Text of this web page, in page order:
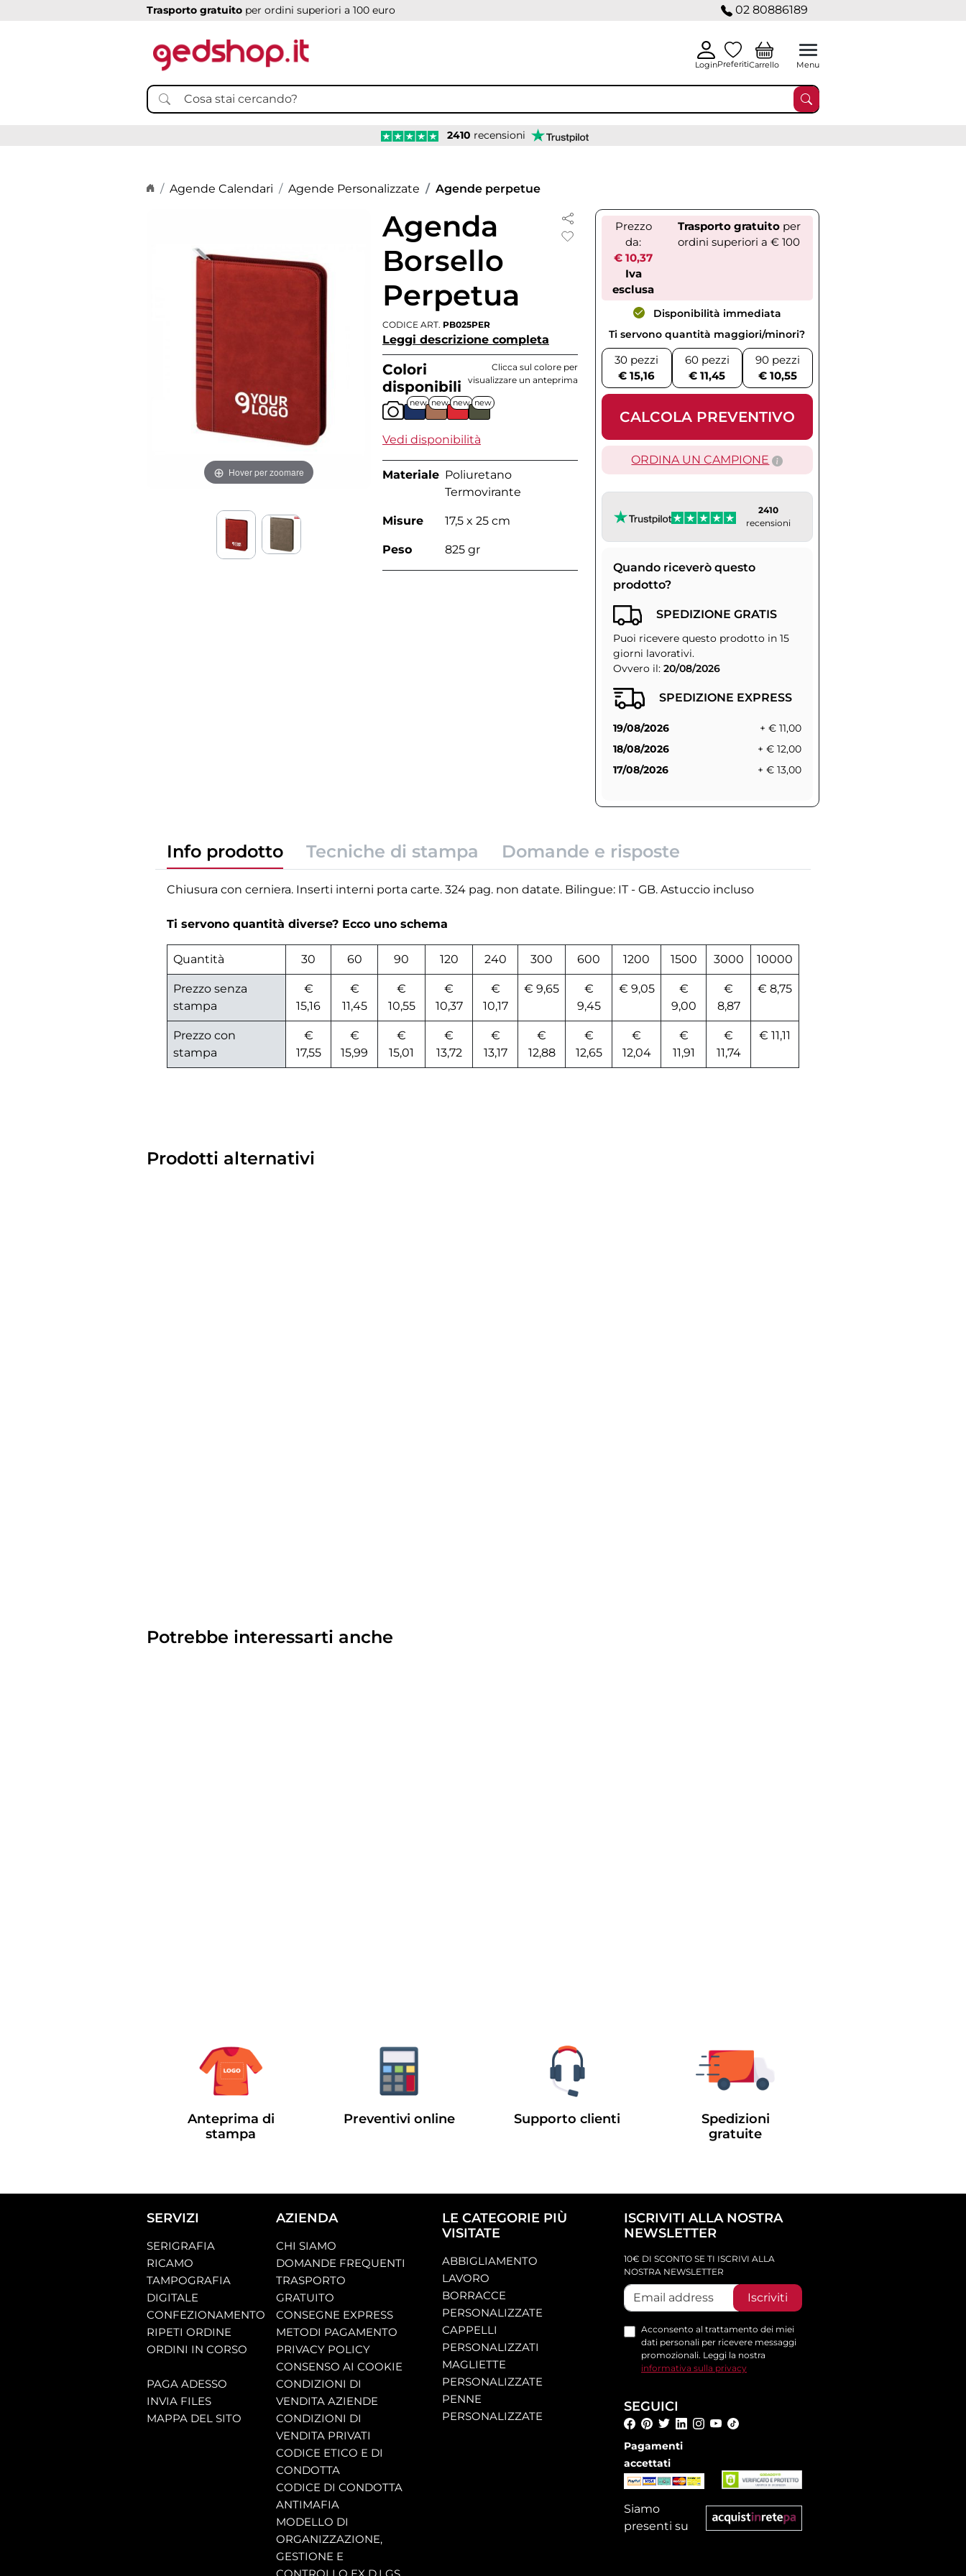
Trasporto gratuito per ordini superiori a 100 euro 02 80886189
LoginPreferitiCarrello Menu
2410 recensioni
Home page
Agende Calendari Agende Personalizzate Agende perpetue
Hover per zoomare
Agenda
Borsello
Perpetua
CODICE ART. PB025PER
Leggi descrizione completa
Colori
disponibili
Clicca sul colore per
visualizzare un anteprima
new new new new
Vedi disponibilità
Materiale Poliuretano
Termovirante
Misure 17,5 x 25 cm
Peso 825 gr
Prezzo
da:
€ 10,37
Iva
esclusa
Trasporto gratuitoper
ordini superiori a € 100
Disponibilità immediata
Ti servono quantità maggiori/minori?
30 pezzi
€ 15,16
60 pezzi
€ 11,45
90 pezzi
€ 10,55
CALCOLA PREVENTIVO
ORDINA UN CAMPIONE
2410
recensioni
Quando riceverò questo
prodotto?
SPEDIZIONE GRATIS
Puoi ricevere questo prodotto in 15
giorni lavorativi.
Ovvero il: 20/08/2026
SPEDIZIONE EXPRESS
19/08/2026
+ € 11,00
18/08/2026
+ € 12,00
17/08/2026
+ € 13,00
Info prodotto Tecniche di stampa Domande e risposte
Chiusura con cerniera. Inserti interni porta carte. 324 pag. non datate. Bilingue: IT - GB. Astuccio incluso
Ti servono quantità diverse? Ecco uno schema
Quantità 30 60 90 120 240 300 600 1200 1500 3000 10000
Prezzo senza
stampa
€
15,16
€
11,45
€
10,55
€
10,37
€
10,17
€ 9,65
€
9,45
€ 9,05
€
9,00
€
8,87
€ 8,75
Prezzo con
stampa
€
17,55
€
15,99
€
15,01
€
13,72
€
13,17
€
12,88
€
12,65
€
12,04
€
11,91
€
11,74
€ 11,11
Prodotti alternativi
Potrebbe interessarti anche
Anteprima di
stampa
Preventivi online Supporto clienti
Spedizioni
gratuite
SERVIZI
SERIGRAFIA
RICAMO
TAMPOGRAFIA
DIGITALE
CONFEZIONAMENTO
RIPETI ORDINE
ORDINI IN CORSO
PAGA ADESSO
INVIA FILES
MAPPA DEL SITO
AZIENDA
CHI SIAMO
DOMANDE FREQUENTI
TRASPORTO
GRATUITO
CONSEGNE EXPRESS
METODI PAGAMENTO
PRIVACY POLICY
CONSENSO AI COOKIE
CONDIZIONI DI
VENDITA AZIENDE
CONDIZIONI DI
VENDITA PRIVATI
CODICE ETICO E DI
CONDOTTA
CODICE DI CONDOTTA
ANTIMAFIA
MODELLO DI
ORGANIZZAZIONE,
GESTIONE E
LE CATEGORIE PIÙ
VISITATE
ABBIGLIAMENTO
LAVORO
BORRACCE
PERSONALIZZATE
CAPPELLI
PERSONALIZZATI
MAGLIETTE
PERSONALIZZATE
PENNE
PERSONALIZZATE
ISCRIVITI ALLA NOSTRA
NEWSLETTER
10€ DI SCONTO SE TI ISCRIVI ALLA
NOSTRA NEWSLETTER
Iscriviti
Acconsento al trattamento dei miei
dati personali per ricevere messaggi
promozionali. Leggi la nostra
informativa sulla privacy
SEGUICI
Pagamenti
accettati
Siamo
presenti su